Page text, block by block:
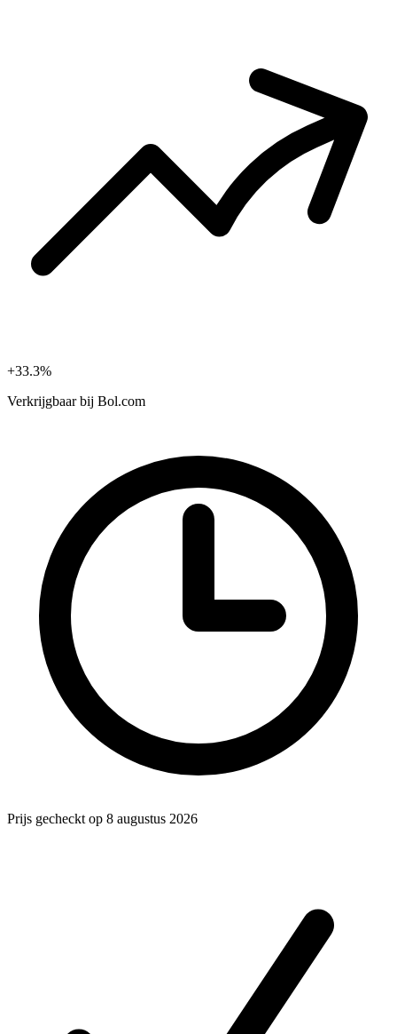
+33.3%
Verkrijgbaar bij Bol.com
Prijs gecheckt op 8 augustus 2026